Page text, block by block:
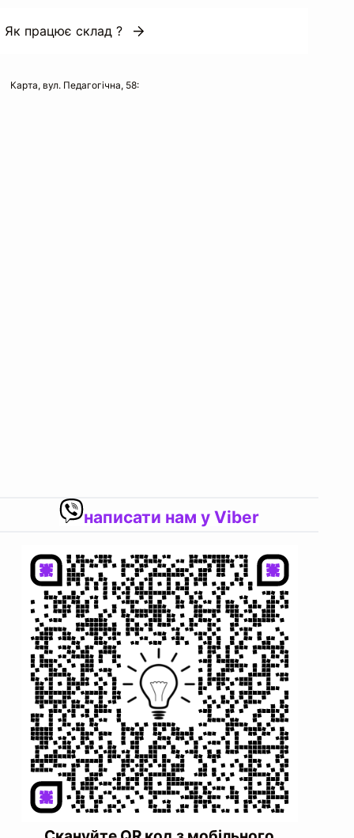
Як працює склад ?
Карта, вул. Педагогічна, 58:
написати нам у Viber